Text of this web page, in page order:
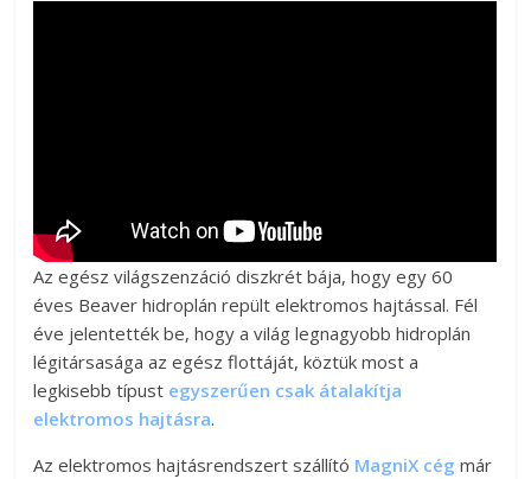
Az egész világszenzáció diszkrét bája, hogy egy 60
éves Beaver hidroplán repült elektromos hajtással. Fél
éve jelentették be, hogy a világ legnagyobb hidroplán
légitársasága az egész flottáját, köztük most a
legkisebb típust egyszerűen csak átalakítja
elektromos hajtásra.
Az elektromos hajtásrendszert szállító MagniX cég már